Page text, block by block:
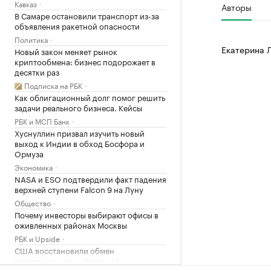
Кавказ
В Самаре остановили транспорт из-за
объявления ракетной опасности
Политика
Новый закон меняет рынок
криптообмена: бизнес подорожает в
десятки раз
Подписка на РБК
Как облигационный долг помог решить
задачи реального бизнеса. Кейсы
РБК и МСП Банк
Хуснуллин призвал изучить новый
выход к Индии в обход Босфора и
Ормуза
Экономика
NASA и ESO подтвердили факт падения
верхней ступени Falcon 9 на Луну
Общество
Почему инвесторы выбирают офисы в
оживленных районах Москвы
РБК и Upside
США восстановили обмен
Авторы
Екатерина